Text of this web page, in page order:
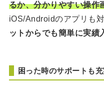
るか、分かりやすい操作
iOS/Androidのアプリも対
ットからでも簡単に実績
困った時のサポートも